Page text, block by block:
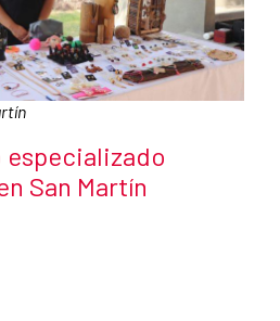
San Martín
news item